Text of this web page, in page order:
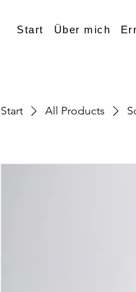
Start Über mich
Start All Products